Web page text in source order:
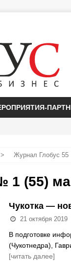
> Журнал Глобус 55
1 (55)
Чукотка —
21 октября 2019
В подготовке
(Чукотнедра),
[читать далее]